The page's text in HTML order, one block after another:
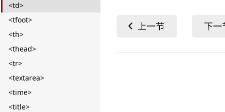
<td>
<tfoot>
<th>
<thead>
<tr>
<textarea>
<time>
<title>